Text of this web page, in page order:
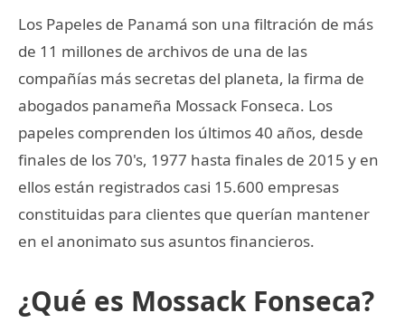
Los Papeles de Panamá son una filtración de más
de 11 millones de archivos de una de las
compañías más secretas del planeta, la firma de
abogados panameña Mossack Fonseca. Los
papeles comprenden los últimos 40 años, desde
finales de los 70's, 1977 hasta finales de 2015 y en
ellos están registrados casi 15.600 empresas
constituidas para clientes que querían mantener
en el anonimato sus asuntos financieros.
¿Qué es Mossack Fonseca?